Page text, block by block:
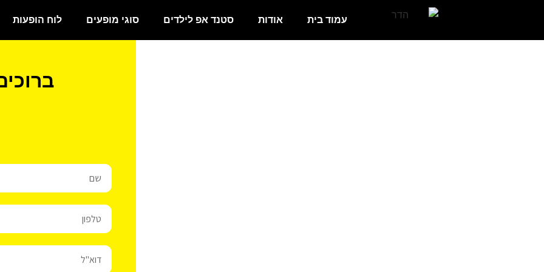
עמוד בית אודות סטנד אפ לילדים סוגי מופעים לוח הופעות